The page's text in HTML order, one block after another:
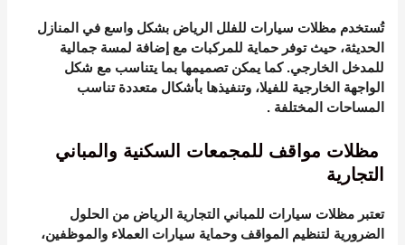
تُستخدممظلات سيارات للفلل الرياض بشكل واسع في المنازل
الحديثة، حيث توفر حماية للمركبات مع إضافة لمسة جمالية
للمدخل الخارجي. كما يمكن تصميمها بما يتناسب مع شكل
الواجهة الخارجية للفيلا، وتنفيذها بأشكال متعددة تناسب
المساحات المختلفة.
مظلات مواقف للمجمعات السكنية والمباني
التجارية
تعتبرمظلات سيارات للمباني التجارية الرياض من الحلول
الضرورية لتنظيم المواقف وحماية سيارات العملاء والموظفين،